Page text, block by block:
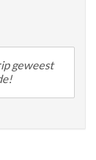
geweest